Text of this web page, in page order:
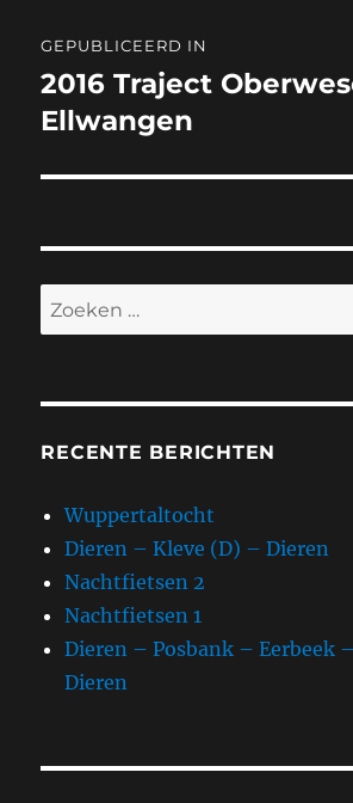
navigatie
GEPUBLICEERD IN
2016 Traject
Ellwangen
Zoeken
naar:
RECENTE BERICHTEN
Wuppertaltocht
Dieren – Kleve (D) – Dieren
Nachtfietsen 2
Nachtfietsen 1
Dieren – Posbank – Eerbeek
Dieren